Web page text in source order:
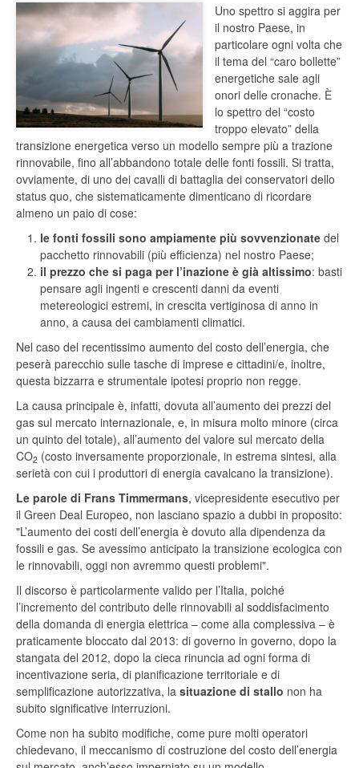
Uno spettro si aggira per
il nostro Paese, in
particolare ogni volta che
il tema del “caro bollette”
energetiche sale agli
onori delle cronache. È
lo spettro del “costo
troppo elevato” della
transizione energetica verso un modello sempre più a trazione
rinnovabile, fino all’abbandono totale delle fonti fossili. Si tratta,
ovviamente, di uno dei cavalli di battaglia dei conservatori dello
status quo, che sistematicamente dimenticano di ricordare
almeno un paio di cose:
le fonti fossili sono ampiamente più sovvenzionate del
pacchetto rinnovabili (più efficienza) nel nostro Paese;
il prezzo che si paga per l’inazione è già altissimo: basti
pensare agli ingenti e crescenti danni da eventi
metereologici estremi, in crescita vertiginosa di anno in
anno, a causa dei cambiamenti climatici.
Nel caso del recentissimo aumento del costo dell’energia, che
peserà parecchio sulle tasche di imprese e cittadini/e, inoltre,
questa bizzarra e strumentale ipotesi proprio non regge.
La causa principale è, infatti, dovuta all’aumento dei prezzi del
gas sul mercato internazionale, e, in misura molto minore (circa
un quinto del totale), all’aumento del valore sul mercato della
CO2 (costo inversamente proporzionale, in estrema sintesi, alla
serietà con cui i produttori di energia cavalcano la transizione).
Le parole di Frans Timmermans, vicepresidente esecutivo per
il Green Deal Europeo, non lasciano spazio a dubbi in proposito:
"L’aumento dei costi dell’energia è dovuto alla dipendenza da
fossili e gas. Se avessimo anticipato la transizione ecologica con
le rinnovabili, oggi non avremmo questi problemi".
Il discorso è particolarmente valido per l’Italia, poiché
l’incremento del contributo delle rinnovabili al soddisfacimento
della domanda di energia elettrica – come alla complessiva – è
praticamente bloccato dal 2013: di governo in governo, dopo la
stangata del 2012, dopo la cieca rinuncia ad ogni forma di
incentivazione seria, di pianificazione territoriale e di
semplificazione autorizzativa, la situazione di stallo non ha
subito significative interruzioni.
Come non ha subito modifiche, come pure molti operatori
chiedevano, il meccanismo di costruzione del costo dell’energia